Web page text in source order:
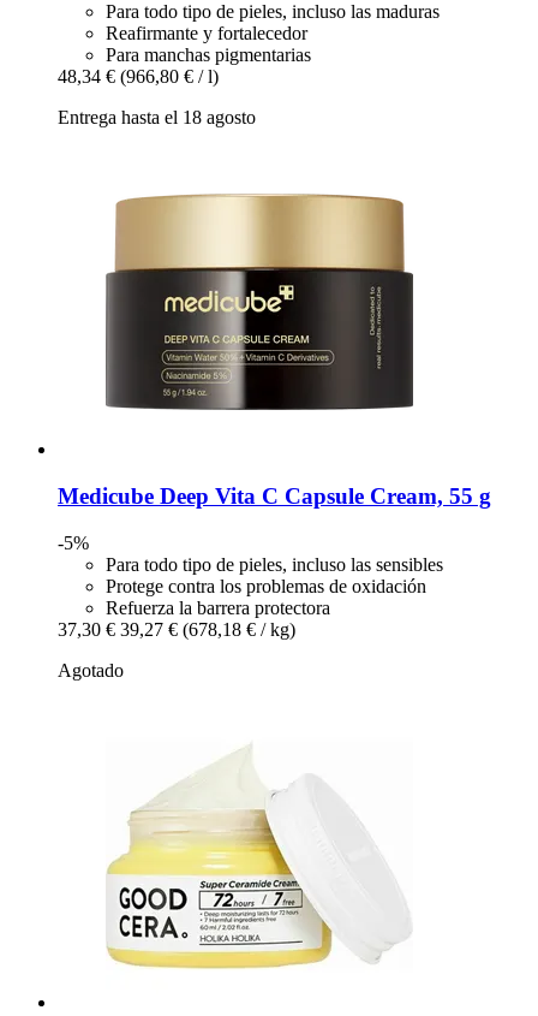
Para todo tipo de pieles, incluso las maduras
Reafirmante y fortalecedor
Para manchas pigmentarias
48,34 € (966,80 € / l)
Entrega hasta el 18 agosto
Medicube Deep Vita C Capsule Cream, 55 g
-5%
Para todo tipo de pieles, incluso las sensibles
Protege contra los problemas de oxidación
Refuerza la barrera protectora
37,30 € 39,27 € (678,18 € / kg)
Agotado